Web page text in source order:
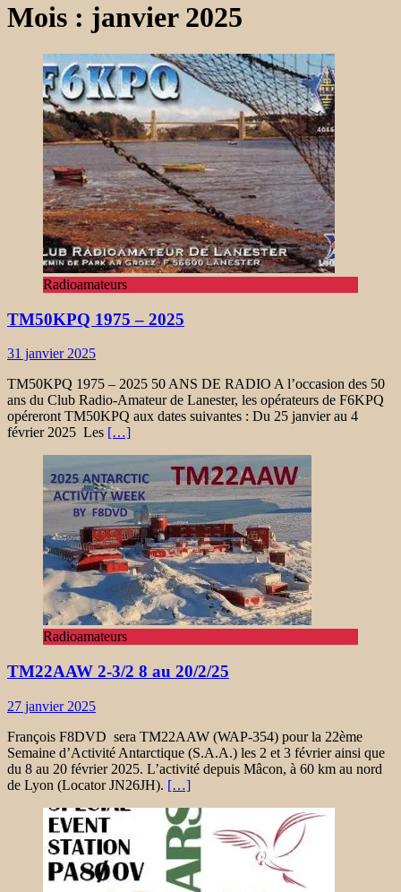
Mois : janvier 2025
Radioamateurs
TM50KPQ 1975 – 2025
31 janvier 2025
TM50KPQ 1975 – 2025 50 ANS DE RADIO A l’occasion des 50
ans du Club Radio-Amateur de Lanester, les opérateurs de F6KPQ
opéreront TM50KPQ aux dates suivantes : Du 25 janvier au 4
février 2025 Les […]
Radioamateurs
TM22AAW 2-3/2 8 au 20/2/25
27 janvier 2025
François F8DVD sera TM22AAW (WAP-354) pour la 22ème
Semaine d’Activité Antarctique (S.A.A.) les 2 et 3 février ainsi que
du 8 au 20 février 2025. L’activité depuis Mâcon, à 60 km au nord
de Lyon (Locator JN26JH). […]